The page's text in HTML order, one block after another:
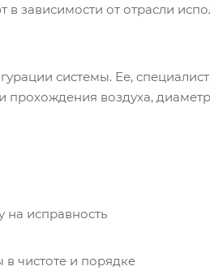
зависимости от отрасли
системы. Ее,
прохождения воздуха,
на исправность
чистоте и порядке